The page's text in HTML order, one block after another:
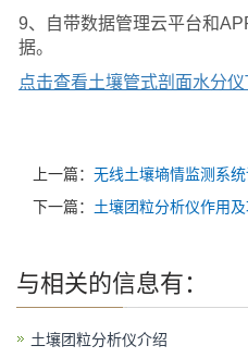
9、自带数据管理云平台和
据。
点击查看土壤管式剖面水分
上一篇： 无线土壤墒情监测系
下一篇： 土壤团粒分析仪作用
与相关的信息有：
土壤团粒分析仪介绍